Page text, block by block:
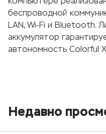
беспроводной
LAN, Wi-Fi и Bluetooth.
аккумулятор
автономность Colorful
Недавно